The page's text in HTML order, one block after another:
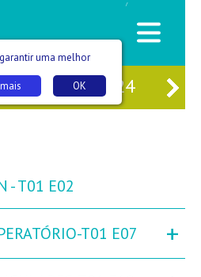
/
23 QUI 24
- T01 E02
T01 E07 +
uma melhor
OK